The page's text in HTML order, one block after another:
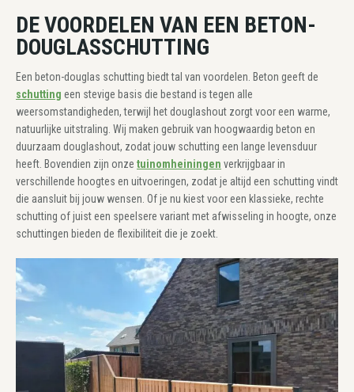
DE VOORDELEN VAN EEN BETON-
DOUGLASSCHUTTING
Een beton-douglas schutting biedt tal van voordelen. Beton geeft de
schutting een stevige basis die bestand is tegen alle
weersomstandigheden, terwijl het douglashout zorgt voor een warme,
natuurlijke uitstraling. Wij maken gebruik van hoogwaardig beton en
duurzaam douglashout, zodat jouw schutting een lange levensduur
heeft. Bovendien zijn onze tuinomheiningen verkrijgbaar in
verschillende hoogtes en uitvoeringen, zodat je altijd een schutting vindt
die aansluit bij jouw wensen. Of je nu kiest voor een klassieke, rechte
schutting of juist een speelsere variant met afwisseling in hoogte, onze
schuttingen bieden de flexibiliteit die je zoekt.